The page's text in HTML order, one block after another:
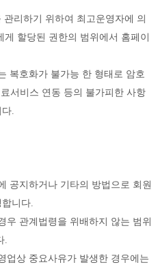
리하기 위하여 최고운영자에 의
할당된 권한의 범위에서 홈페이
복호화가 불가능 한 형태로 암호
서비스 연동 등의 불가피한 사항
.
공지하거나 기타의 방법으로 회원
니다.
우 관계법령을 위배하지 않는 범위
.
업상 중요사유가 발생한 경우에는